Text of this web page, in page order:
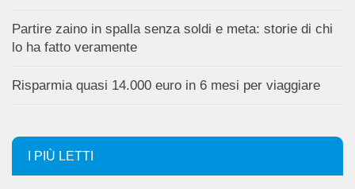
Partire zaino in spalla senza soldi e meta: storie di chi
lo ha fatto veramente
Risparmia quasi 14.000 euro in 6 mesi per viaggiare
I PIÙ LETTI